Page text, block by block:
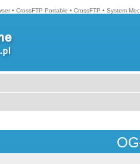
• CrossFTP Portable • CrossFTP • System